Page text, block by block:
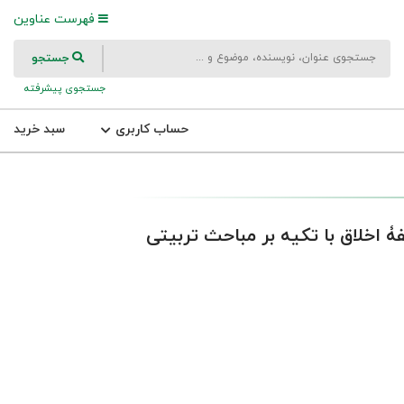
فهرست عناوین
جستجو
جستجوی پیشرفته
حساب کاربری سبد خرید
با تکیه بر مباحث تربیتی